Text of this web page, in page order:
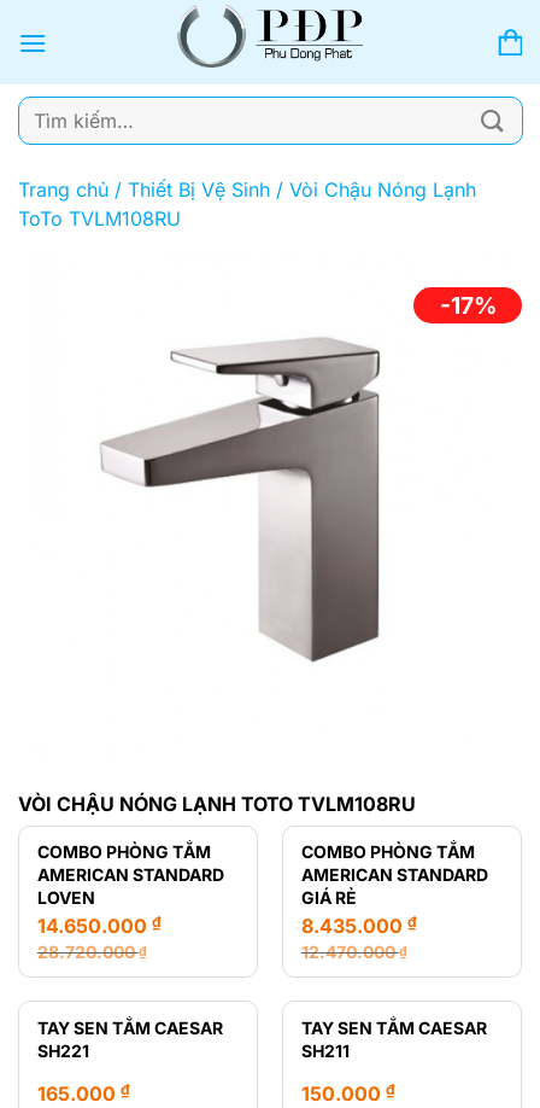
qua
dung
Tìm
kiếm:
Trang chủ / Thiết Bị Vệ Sinh / Vòi Chậu Nóng Lạnh
ToTo TVLM108RU
-17%
VÒI CHẬU NÓNG LẠNH TOTO TVLM108RU
COMBO PHÒNG TẮM
AMERICAN STANDARD
LOVEN
28.720.000₫
Giá
gốc
là:
28.720.000 ₫.
14.650.000 ₫
Giá
hiện
tại
là:
COMBO PHÒNG TẮM
AMERICAN STANDARD
GIÁ RẺ
12.470.000₫
Giá
gốc
là:
12.470.000 ₫.
8.435.000 ₫
Giá
hiện
tại
là:
TAY SEN TẮM CAESAR
SH221
165.000 ₫
TAY SEN TẮM CAESAR
SH211
150.000 ₫